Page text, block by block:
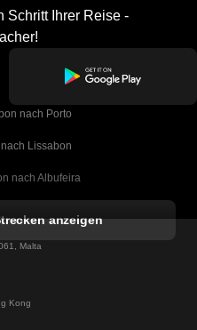
Schritt Ihrer Reise -
nach Porto
Lissabon
nach Albufeira
nach Lagos
nach Madrid
anzeigen
Malta
Kong